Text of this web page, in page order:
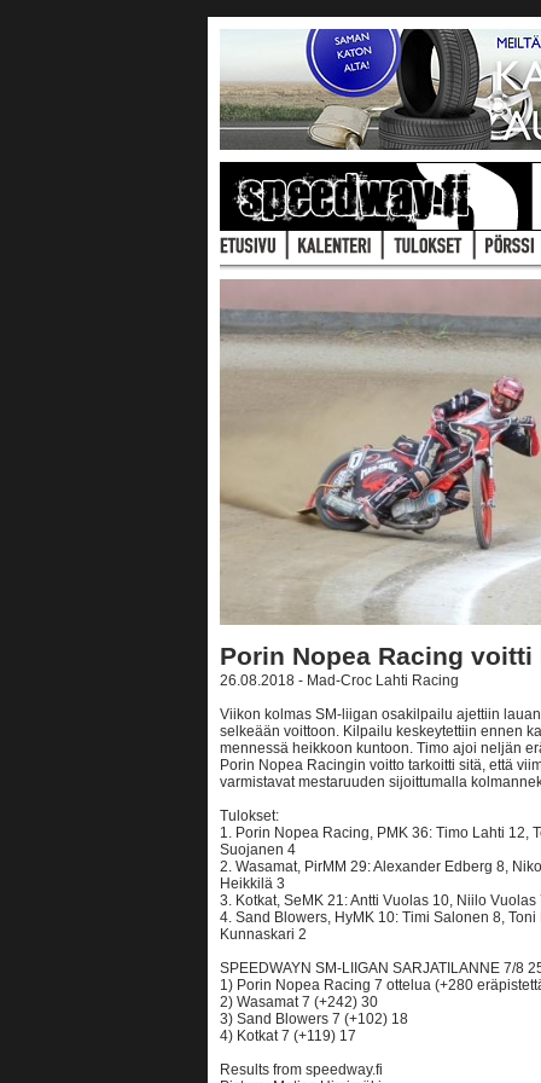
Porin Nopea Racing voitti
26.08.2018 - Mad-Croc Lahti Racing
Viikon kolmas SM-liigan osakilpailu ajettiin
selkeään voittoon. Kilpailu keskeytettiin ennen
mennessä heikkoon kuntoon. Timo ajoi neljän
Porin Nopea Racingin voitto tarkoitti sitä, että
varmistavat mestaruuden sijoittumalla
Tulokset:
1. Porin Nopea Racing, PMK 36: Timo Lahti 12,
Suojanen 4
2. Wasamat, PirMM 29: Alexander Edberg 8,
Heikkilä 3
3. Kotkat, SeMK 21: Antti Vuolas 10, Niilo
4. Sand Blowers, HyMK 10: Timi Salonen 8,
Kunnaskari 2
SPEEDWAYN SM-LIIGAN SARJATILANNE 7/8
1) Porin Nopea Racing 7 ottelua (+280
2) Wasamat 7 (+242) 30
3) Sand Blowers 7 (+102) 18
4) Kotkat 7 (+119) 17
Results from speedway.fi